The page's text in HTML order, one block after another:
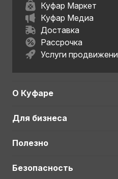
Куфар Маркет
Куфар Медиа
Доставка
Рассрочка
Услуги
О Куфаре
Для бизнеса
Полезно
Безопасность